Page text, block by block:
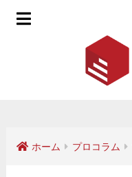
ホーム プロコラム